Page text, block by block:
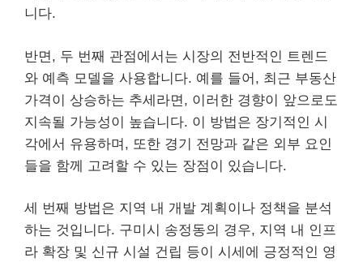
니다.
반면, 두 번째 관점에서는 시장의 전반적인 트렌드
와 예측 모델을 사용합니다. 예를 들어, 최근 부동산
가격이 상승하는 추세라면, 이러한 경향이 앞으로도
지속될 가능성이 높습니다. 이 방법은 장기적인 시
각에서 유용하며, 또한 경기 전망과 같은 외부 요인
들을 함께 고려할 수 있는 장점이 있습니다.
세 번째 방법은 지역 내 개발 계획이나 정책을 분석
하는 것입니다. 구미시 송정동의 경우, 지역 내 인프
라 확장 및 신규 시설 건립 등이 시세에 긍정적인 영